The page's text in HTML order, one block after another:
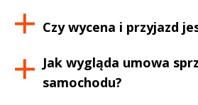
Czy wycena i przyjazd
Jak wygląda umowa
samochodu?